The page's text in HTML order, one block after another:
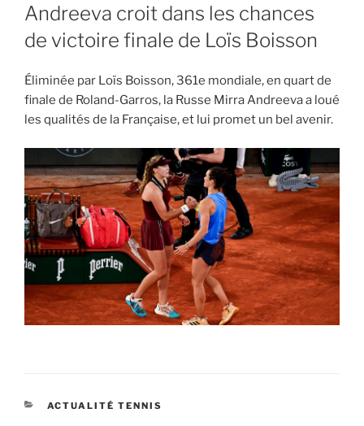
Andreeva croit dans les chances
de victoire finale de Loïs Boisson
Éliminée par Loïs Boisson, 361e mondiale, en quart de
finale de Roland-Garros, la Russe Mirra Andreeva a loué
les qualités de la Française, et lui promet un bel avenir.
CATEGORIES
ACTUALITÉ TENNIS